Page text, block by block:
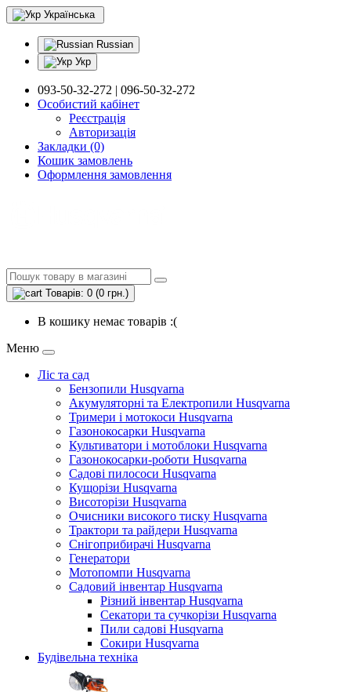
Українська
Russian
Укр
093-50-32-272 | 096-50-32-272
Особистий кабінет
Реєстрація
Авторизація
Закладки (0)
Кошик замовлень
Оформлення замовлення
Товарів: 0 (0 грн.)
В кошику немає товарів :(
Меню
Ліс та сад
Бензопили Husqvarna
Акумуляторні та Електропили Husqvarna
Тримери і мотокоси Husqvarna
Газонокосарки Husqvarna
Культиватори і мотоблоки Husqvarna
Газонокосарки-роботи Husqvarna
Садові пилососи Husqvarna
Кущорізи Husqvarna
Висоторізи Husqvarna
Очисники високого тиску Husqvarna
Трактори та райдери Husqvarna
Снігоприбирачі Husqvarna
Генератори
Мотопомпи Husqvarna
Садовий інвентар Husqvarna
Різний інвентар Husqvarna
Секатори та сучкорізи Husqvarna
Пили садові Husqvarna
Сокири Husqvarna
Будівельна техніка